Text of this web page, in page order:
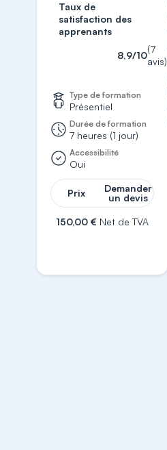
Taux de
satisfaction des
apprenants
8,9/10
(7
avis)
Type de formation
Présentiel
Durée de formation
7 heures (1 jour)
Accessibilité
Oui
Prix
Demander
un devis
150,00 € Net de TVA